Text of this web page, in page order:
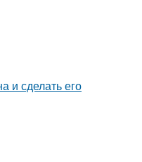
и сделать его